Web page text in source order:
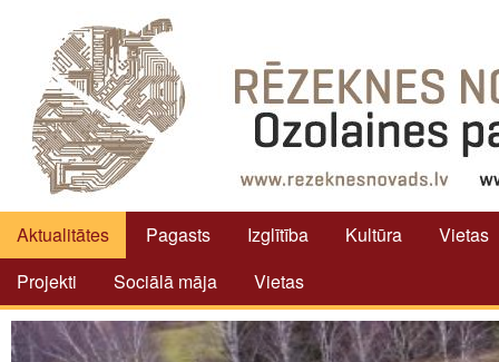
Aktualitātes Pagasts Izglītība Kultūra
Vietas
Projekti
Sociālā māja Vietas